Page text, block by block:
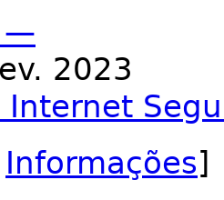
—
2023
Internet
Informações]